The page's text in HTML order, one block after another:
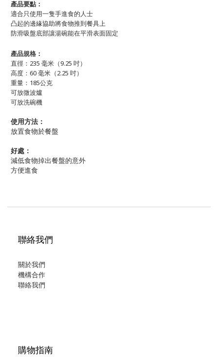
產品要點：
適合只使用一隻手進食的人士
凸起的邊緣協助將食物推到餐具上
防滑吸盤底部讓湯碗能在平滑表面固定
產品規格：
直徑：235 毫米（9.25 吋）
高度：60 毫米（2.25 吋）
重量：185公克
可放微波爐
可放洗碗機
使用方法：
放置食物於餐盤
好處：
減低食物掉出餐盤的意外
方便進食
聯絡我們
關於我們
機構合作
聯絡我們
購物指南